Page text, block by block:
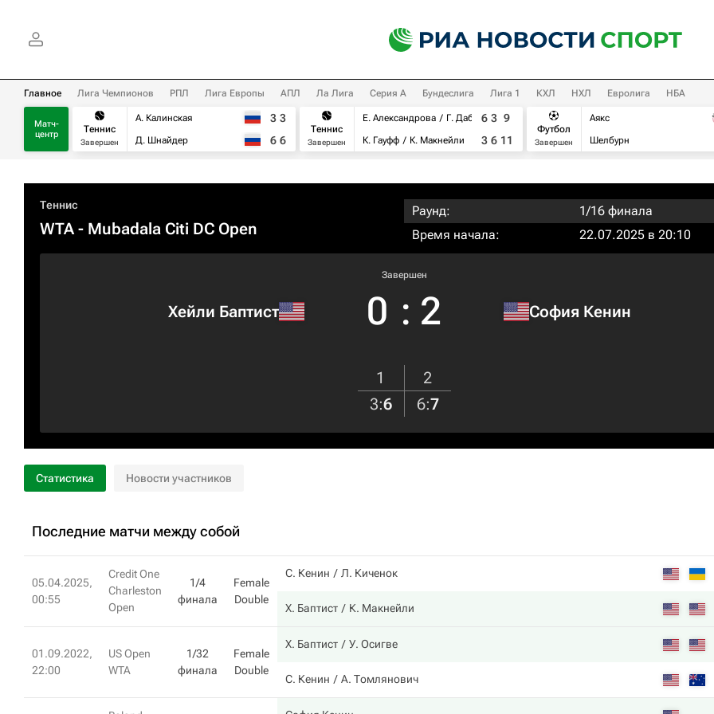
Главное Лига Чемпионов РПЛ Лига Европы АПЛ Ла Лига Серия А Бундеслига Лига 1 КХЛ НХЛ Евролига НБА
Матч-
центр
Теннис
Завершен
А. Калинская
Д. Шнайдер
3 3
6 6
Теннис
Завершен
Е. Александрова
Г. Дабровски
К. Гауфф
К. Макнейли
6 3 9
3 6 11
Футбол
Завершен
Аякс
Шелбурн
Теннис
WTA- Mubadala Citi DC Open
Раунд:
1/16 финала
Время начала:
22.07.2025 в 20:10
Хейли Баптист
Завершен
0 : 2 София Кенин
1
2
3:6 6:7
Статистика Новости участников
Последние матчи между собой
05.04.2025,
00:55
Credit One
Charleston
Open
1/4
финала
Female
Double
С. Кенин Л. Киченок
Х. Баптист К. Макнейли
01.09.2022,
22:00
US Open
WTA
1/32
финала
Female
Double
Х. Баптист У. Осигве
С. Кенин А. Томлянович